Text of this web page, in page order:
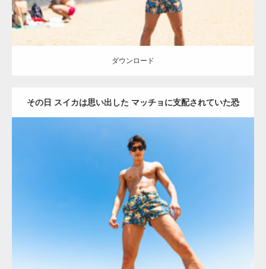
ダウンロード
その日 スイカは思い出した マッチョに支配されていた恐
怖を1(縦写真)
Update:2021.07.1
オレンジの人 AKIHITO(細マッチョ)
ダウンロード